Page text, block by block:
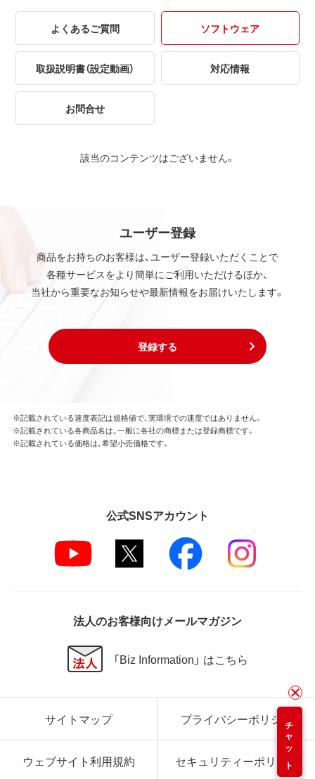
よくあるご質問 ソフトウェア
取扱説明書（設定動画） 対応情報
お問合せ
該当のコンテンツはございません。
ユーザー登録
商品をお持ちのお客様は、ユーザー登録いただくことで
各種サービスをより簡単にご利用いただけるほか、
当社から重要なお知らせや最新情報をお届けいたします。
登録する
チャット
※記載されている速度表記は規格値で、実環境での速度ではありません。
※記載されている各商品名は、一般に各社の商標または登録商標です。
※記載されている価格は、希望小売価格です。
公式SNSアカウント
法人のお客様向けメールマガジン
「Biz Information」 はこちら
サイトマップ プライバシーポリシー
ウェブサイト利用規約 セキュリティーポリシー